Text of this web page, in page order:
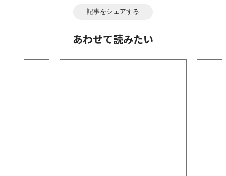
記事をシェアする
あわせて読みたい